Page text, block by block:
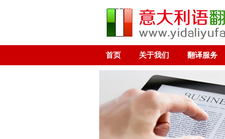
首页 关于我们 翻译服务